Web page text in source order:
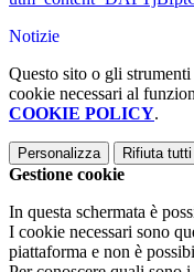
Notizie
Questo sito o gli
cookie necessari al
COOKIE POLICY.
Personalizza Rifiuta tutti
Gestione cookie
In questa schermata è
I cookie necessari sono
piattaforma e non è